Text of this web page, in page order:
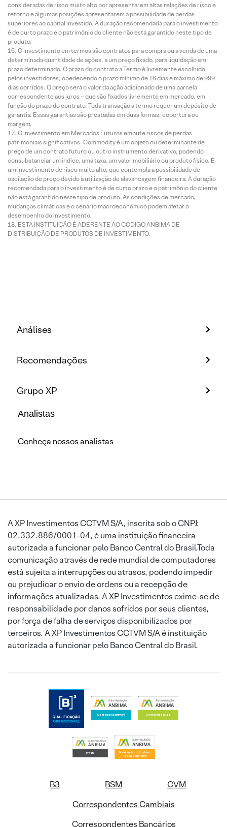
consideradas de risco muito alto por apresentarem altas relações de risco e
retorno e algumas posições apresentarem a possibilidade de perdas
superiores ao capital investido. A duração recomendada para o investimento
é de curto prazo e o patrimônio do cliente não está garantido neste tipo de
produto.
O investimento em termos são contratos para compra ou a venda de uma
determinada quantidade de ações, a um preço fixado, para liquidação em
prazo determinado. O prazo do contrato a Termo é livremente escolhido
pelos investidores, obedecendo o prazo mínimo de 16 dias e máximo de 999
dias corridos. O preço será o valor da ação adicionado de uma parcela
correspondente aos juros – que são fixados livremente em mercado, em
função do prazo do contrato. Toda transação a termo requer um depósito de
garantia. Essas garantias são prestadas em duas formas: cobertura ou
margem.
O investimento em Mercados Futuros embute riscos de perdas
patrimoniais significativos. Commodity é um objeto ou determinante de
preço de um contrato futuro ou outro instrumento derivativo, podendo
consubstanciar um índice, uma taxa, um valor mobiliário ou produto físico. É
um investimento de risco muito alto, que contempla a possibilidade de
oscilação de preço devido à utilização de alavancagem financeira. A duração
recomendada para o investimento é de curto prazo e o patrimônio do cliente
não está garantido neste tipo de produto. As condições de mercado,
mudanças climáticas e o cenário macroeconômico podem afetar o
desempenho do investimento.
ESTA INSTITUIÇÃO É ADERENTE AO CÓDIGO ANBIMA DE
DISTRIBUIÇÃO DE PRODUTOS DE INVESTIMENTO.
Análises
Recomendações
Grupo XP
Analistas
Conheça nossos analistas
A XP Investimentos CCTVM S/A, inscrita sob o CNPJ:
02.332.886/0001-04, é uma instituição financeira
autorizada a funcionar pelo Banco Central do Brasil.Toda
comunicação através de rede mundial de computadores
está sujeita a interrupções ou atrasos, podendo impedir
ou prejudicar o envio de ordens ou a recepção de
informações atualizadas. A XP Investimentos exime-se de
responsabilidade por danos sofridos por seus clientes,
por força de falha de serviços disponibilizados por
terceiros. A XP Investimentos CCTVM S/A é instituição
autorizada a funcionar pelo Banco Central do Brasil.
B3 BSM
CVM
Correspondentes Cambiais
Correspondentes Bancários